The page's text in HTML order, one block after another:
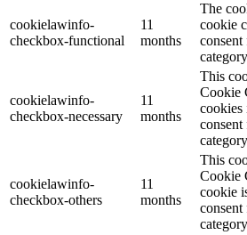
cookielawinfo-
checkbox-functional
11
months
The
cookie
cookielawinfo-
checkbox-necessary
11
months
This
Cookie
cookies
cookielawinfo-
checkbox-others
11
months
This
Cookie
cookie